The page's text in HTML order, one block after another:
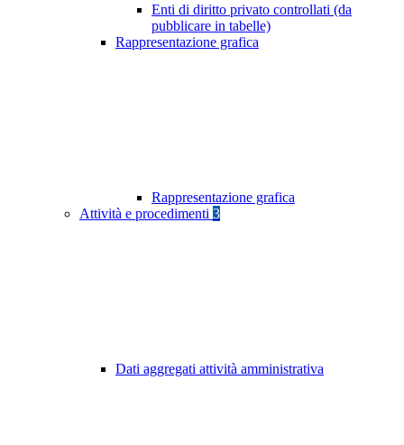
Enti di diritto privato controllati (da
pubblicare in tabelle)
Rappresentazione grafica
Rappresentazione grafica
Attività e procedimenti 3
Dati aggregati attività amministrativa